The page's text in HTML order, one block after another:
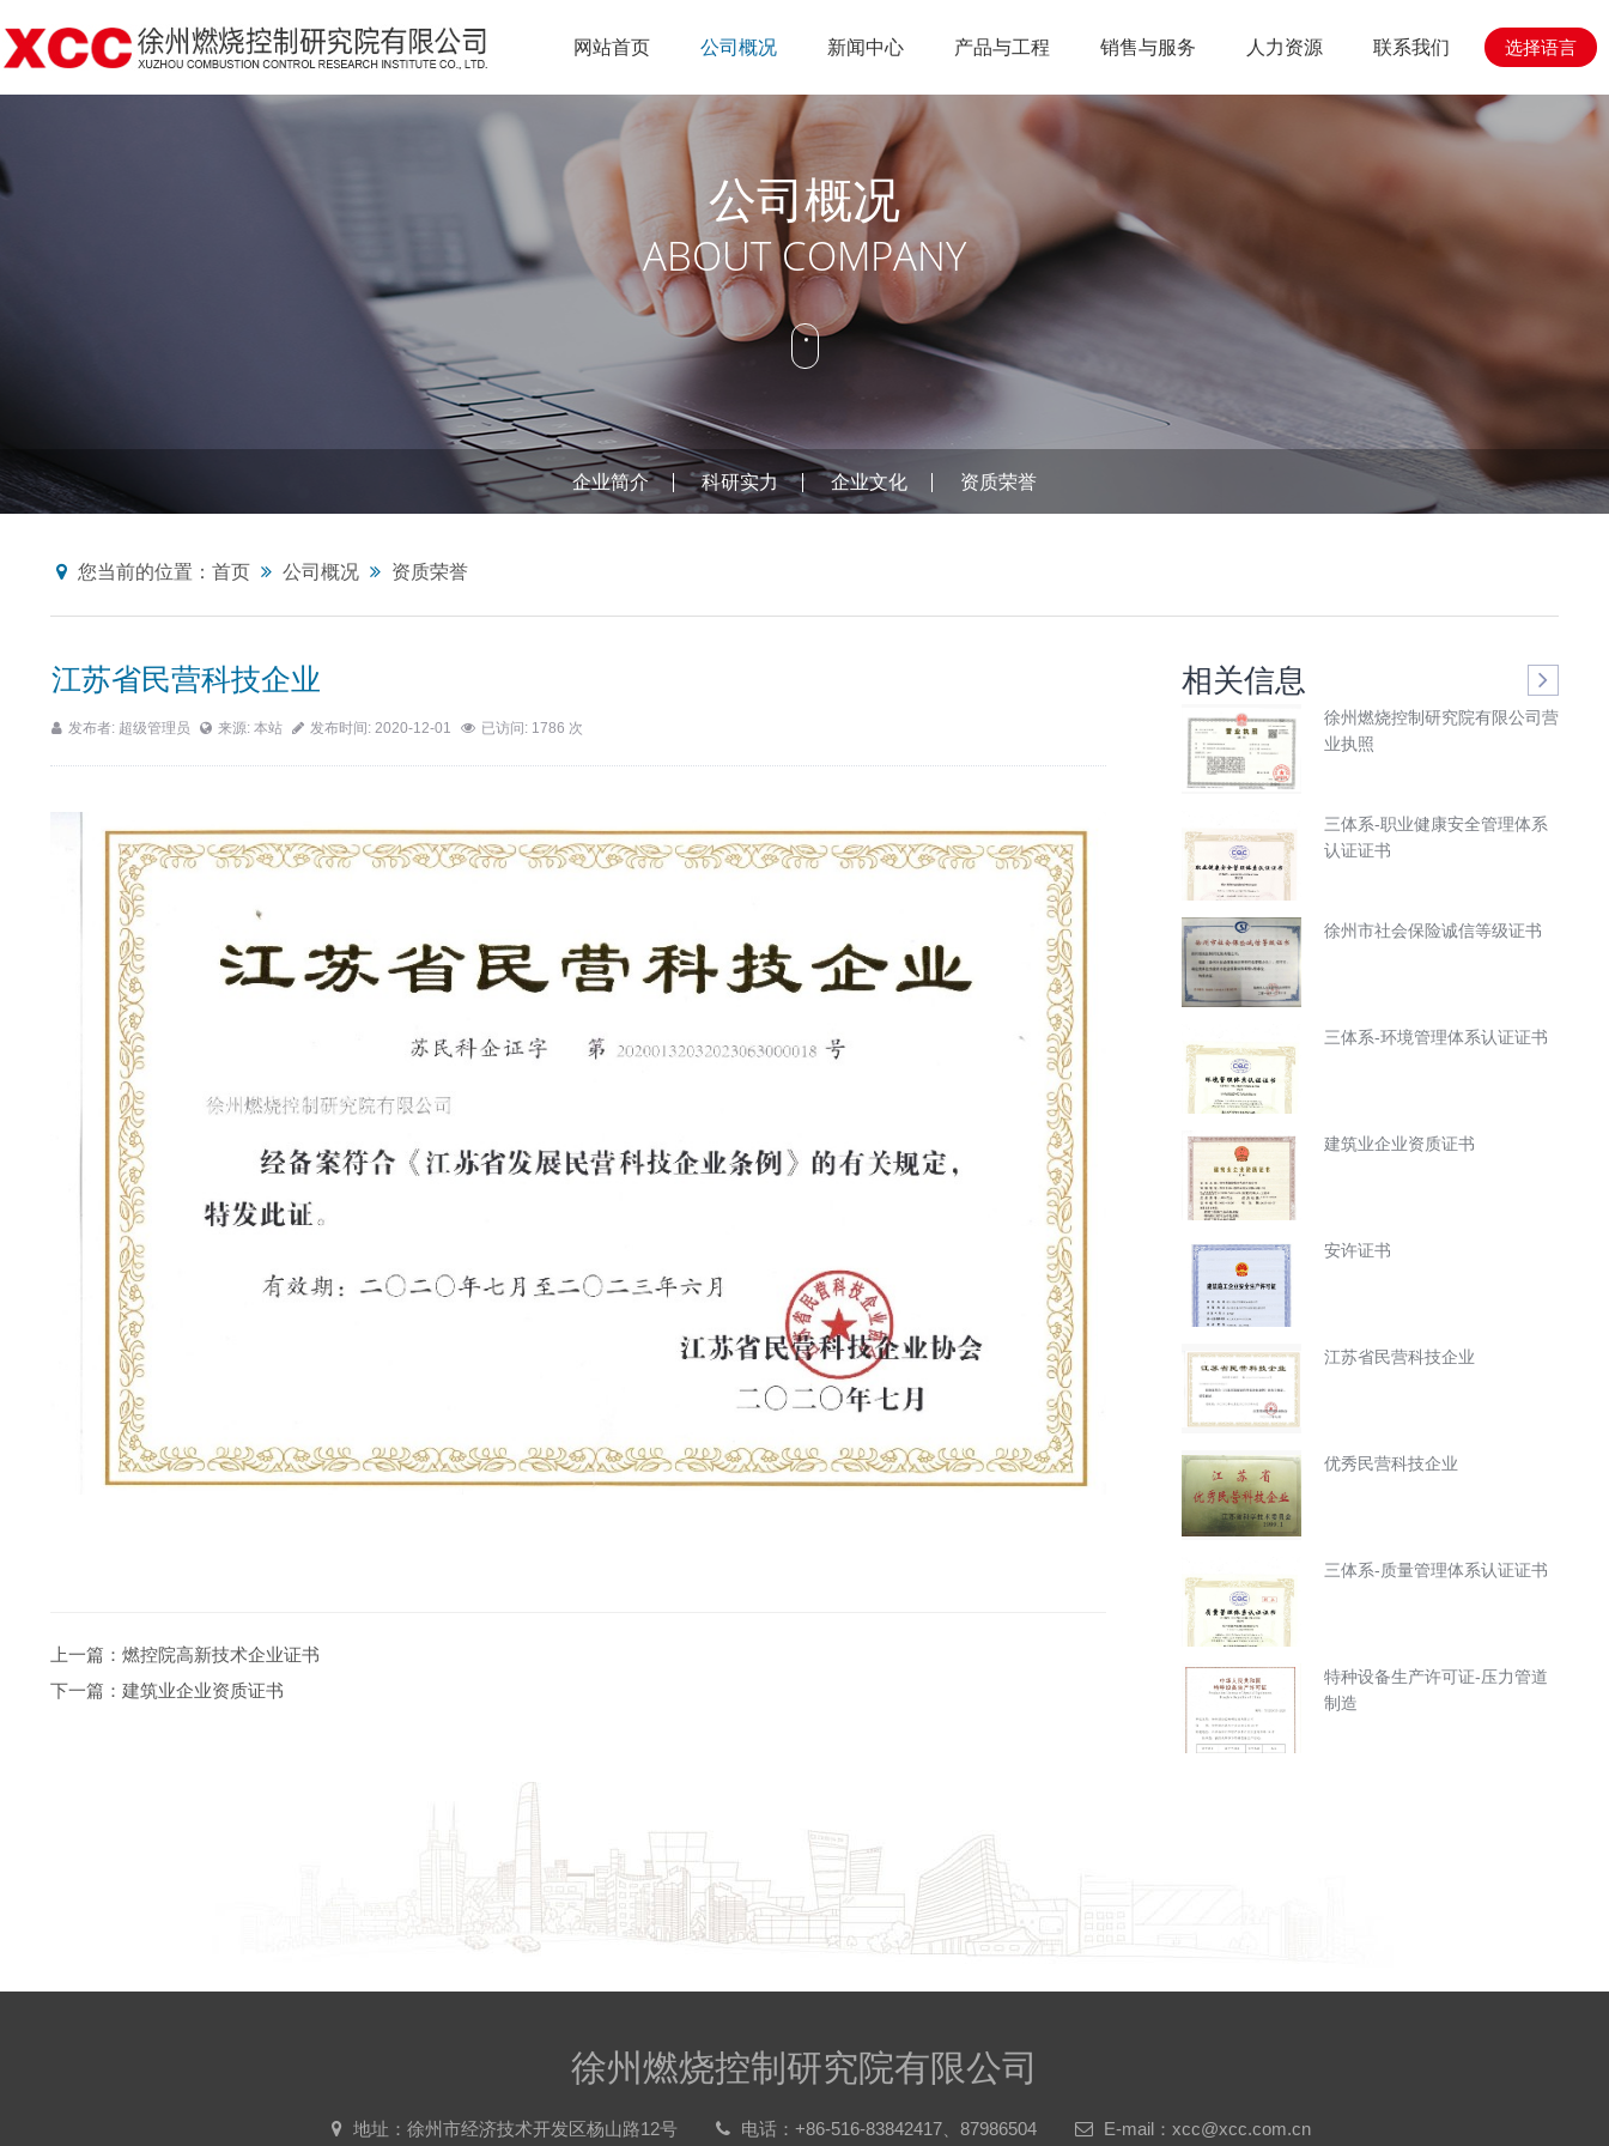
网站首页 公司概况
企业简介
科研实力
企业文化
资质荣誉
公司概况
新闻中心
公司新闻
行业资讯
新闻中心
产品与工程
节能点火
锅炉改造
低NOX燃烧
特种燃烧
工业火炬
燃烧控制
烟气治理
销售与服务
销售网络
人力资源
人才理念
联系我们 选择语言
公司概况
ABOUT COMPANY
企业简介 科研实力 企业文化 资质荣誉
您当前的位置： 首页 公司概况 资质荣誉
江苏省民营科技企业
发布者: 超级管理员 来源: 本站 发布时间: 2020-12-01 已访问: 1786 次
上一篇： 燃控院高新技术企业证书
下一篇： 建筑业企业资质证书
相关信息
徐州燃烧控制研究院有限公司营
业执照
三体系-职业健康安全管理体系
认证证书
徐州市社会保险诚信等级证书
三体系-环境管理体系认证证书
建筑业企业资质证书
安许证书
江苏省民营科技企业
优秀民营科技企业
三体系-质量管理体系认证证书
特种设备生产许可证-压力管道
制造
徐州燃烧控制研究院有限公司
地址：徐州市经济技术开发区杨山路12号 电话：+86-516-83842417、87986504 E-mail：xcc@xcc.com.cn